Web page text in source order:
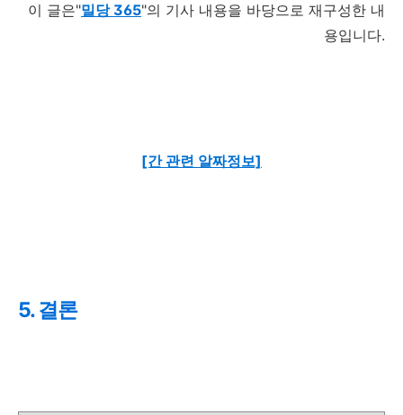
이 글은"밀당 365"의 기사 내용을 바당으로 재구성한 내
용입니다.
[간 관련 알짜정보]
5. 결론